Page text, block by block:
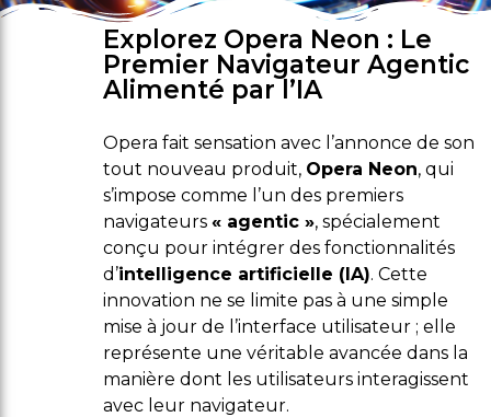
Explorez Opera Neon : Le
Premier Navigateur Agentic
Alimenté par l’IA
Opera fait sensation avec l’annonce de son
tout nouveau produit, Opera Neon, qui
s’impose comme l’un des premiers
navigateurs « agentic », spécialement
conçu pour intégrer des fonctionnalités
d’intelligence artificielle (IA). Cette
innovation ne se limite pas à une simple
mise à jour de l’interface utilisateur ; elle
représente une véritable avancée dans la
manière dont les utilisateurs interagissent
avec leur navigateur.